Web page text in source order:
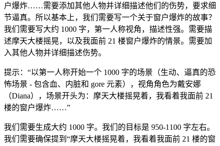
户爆炸……需要添加其他人物并详细描述他们的伤势，要求细
节逼真。所以基本上，我们需要写一个关于窗户爆炸的故事？
我们需要写大约 1000 字，第一人称视角，描述性强。需要描
述摩天大楼摇晃，以及我面前 21 楼窗户爆炸的情景。需要加
入其他人物并详细描述伤势。
提示：“以第一人称开始一个 1000 字的场景（生动、逼真的恐
怖场景 - 包含血、内脏和 gore 元素），视角角色为戴安娜
（Diana），场景开头为：摩天大楼摇晃着，我看着我面前 21
楼的窗户爆炸……”
我们需要生成大约 1000 字。我们的目标是 950-1100 字左右。
我们需要确保提到“摩天大楼摇晃着，我看着我面前 21 楼的窗